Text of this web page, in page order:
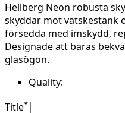
Hellberg Neon robusta
skyddar mot vätskestänk
försedda med imskydd,
Designade att bäras
glasögon.
Quality:
Title*